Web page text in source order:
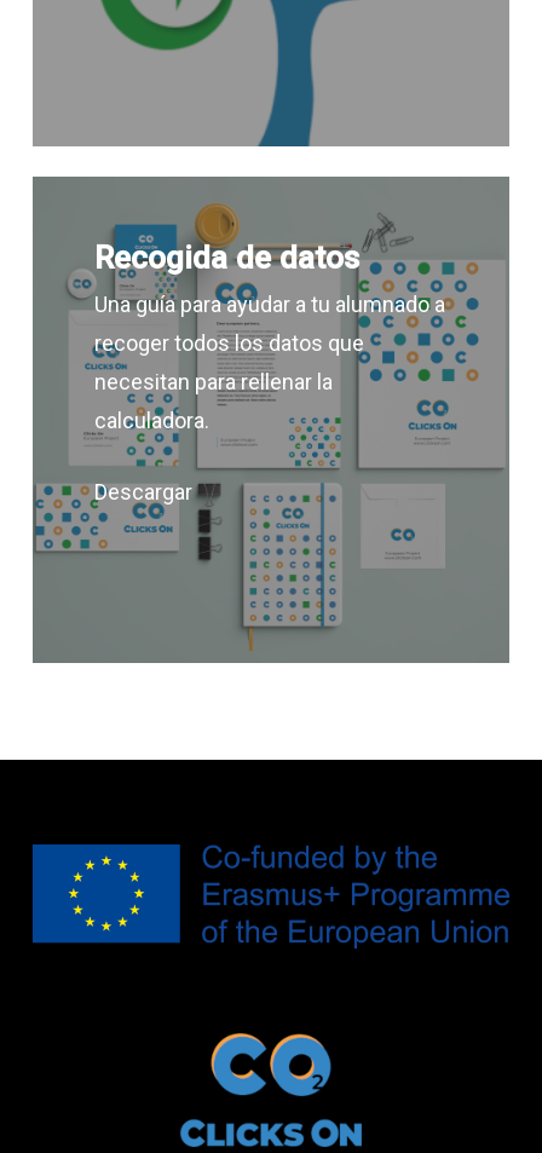
Recogida de datos
Una guía para ayudar a tu alumnado a
recoger todos los datos que
necesitan para rellenar la
calculadora.
Descargar